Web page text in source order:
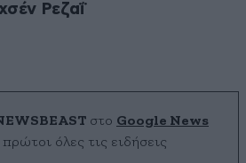
Ρεζαΐ
στο Google News
όλες τις ειδήσεις